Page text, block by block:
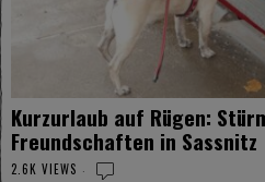
Kurzurlaub auf Rügen:
Freundschaften in Sassnitz
2.6K VIEWS